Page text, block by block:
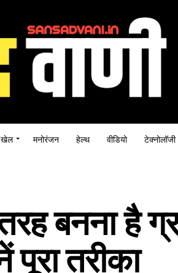
खेल मनोरंजन हेल्थ वीडियो टेक्नोलॉजी
बनना है
तरीका